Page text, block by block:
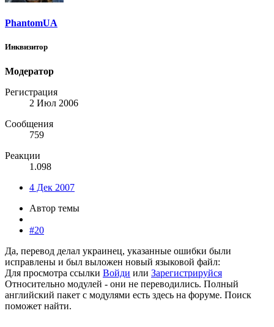
PhantomUA
Инквизитор
Модератор
Регистрация
2 Июл 2006
Сообщения
759
Реакции
1.098
4 Дек 2007
Автор темы
#20
Да, перевод делал украинец, указанные ошибки были
исправлены и был выложен новый языковой файл:
Для просмотра ссылки Войди или Зарегистрируйся
Относительно модулей - они не переводились. Полный
английский пакет с модулями есть здесь на форуме. Поиск
поможет найти.